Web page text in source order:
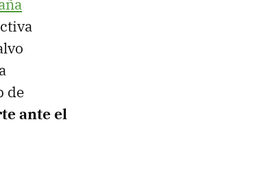
de
ante el